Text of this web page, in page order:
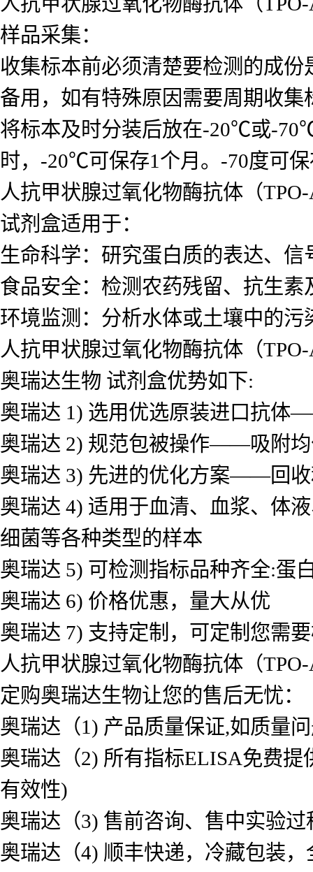
样品采集：
收集标本前必须清楚要检测的成
备用，如有特殊原因需要周期收集
将标本及时分装后放在-20℃或-
时，-20℃可保存1个月。-70度可
人抗甲状腺过氧化物酶抗体（
试剂盒适用于：
生命科学：研究蛋白质的表达、信
食品安全：检测农药残留、抗生素
环境监测：分析水体或土壤中的
人抗甲状腺过氧化物酶抗体（
奥瑞达生物 试剂盒优势如下:
奥瑞达 1) 选用优选原装进口抗体
奥瑞达 2) 规范包被操作——吸附
奥瑞达 3) 先进的优化方案——回
奥瑞达 4) 适用于血清、血浆、体
细菌等各种类型的样本
奥瑞达 5) 可检测指标品种齐全:蛋
奥瑞达 6) 价格优惠，量大从优
奥瑞达 7) 支持定制，可定制您需
人抗甲状腺过氧化物酶抗体（
定购奥瑞达生物让您的售后无忧：
奥瑞达（1) 产品质量保证,如质量
奥瑞达（2) 所有指标ELISA免费
有效性)
奥瑞达（3) 售前咨询、售中实验
奥瑞达（4) 顺丰快递，冷藏包装，